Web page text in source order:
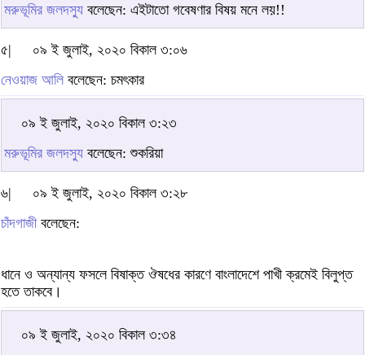
মরুভূমির জলদস্যু বলেছেন: এইটাতো গবেষণার বিষয় মনে লয়!!
৫|
০৯ ই জুলাই, ২০২০ বিকাল ৩:০৬
নেওয়াজ আলি বলেছেন: চমৎকার
০৯ ই জুলাই, ২০২০ বিকাল ৩:২৩
মরুভূমির জলদস্যু বলেছেন: শুকরিয়া
৬|
০৯ ই জুলাই, ২০২০ বিকাল ৩:২৮
চাঁদগাজীবলেছেন:
ধানে ও অন্যান্য ফসলে বিষাক্ত ঔষধের কারণে বাংলাদেশে পাখী ক্রমেই বিলুপ্ত
হতে তাকবে।
০৯ ই জুলাই, ২০২০ বিকাল ৩:৩৪